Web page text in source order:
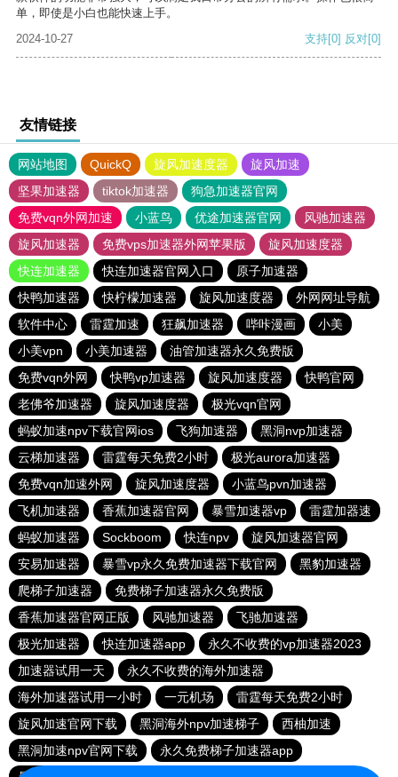
单，即使是小白也能快速上手。
2024-10-27
支持[0] 反对[0]
友情链接
网站地图 QuickQ 旋风加速度器
旋风加速
坚果加速器
tiktok加速器
狗急加速器官网
免费vqn外网加速
小蓝鸟 优途加速器官网
风驰加速器
旋风加速器
免费vps加速器外网苹果版
旋风加速度器
快连加速器
快连加速器官网入口
原子加速器
快鸭加速器
快柠檬加速器 旋风加速度器
外网网址导航
软件中心
雷霆加速 狂飙加速器 哔咔漫画
小美
小美vpn
小美加速器
油管加速器永久免费版
免费vqn外网
快鸭vp加速器 旋风加速度器
快鸭官网
老佛爷加速器
旋风加速度器
极光vqn官网
蚂蚁加速npv下载官网ios
飞狗加速器
黑洞nvp加速器
云梯加速器
雷霆每天免费2小时
极光aurora加速器
免费vqn加速外网
旋风加速度器
小蓝鸟pvn加速器
飞机加速器
香蕉加速器官网 暴雪加速器vp
雷霆加器速
蚂蚁加速器
Sockboom 快连npv
旋风加速器官网
安易加速器
暴雪vp永久免费加速器下载官网
黑豹加速器
爬梯子加速器
免费梯子加速器永久免费版
香蕉加速器官网正版
风驰加速器
飞驰加速器
极光加速器
快连加速器app
永久不收费的vp加速器2023
加速器试用一天
永久不收费的海外加速器
海外加速器试用一小时
一元机场
雷霆每天免费2小时
旋风加速官网下载
黑洞海外npv加速梯子
西柚加速
黑洞加速npv官网下载
永久免费梯子加速器app